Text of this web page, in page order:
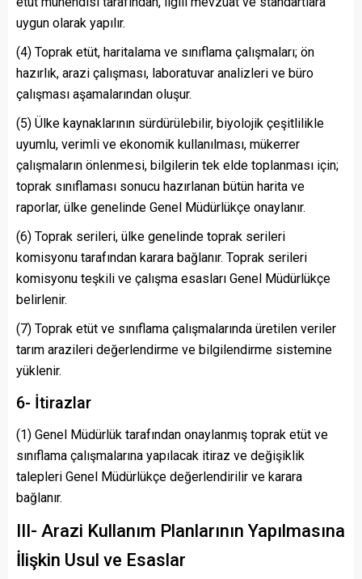
uygun olarak yapılır.
(4) Toprak etüt, haritalama ve sınıflama çalışmaları; ön
hazırlık, arazi çalışması, laboratuvar analizleri ve büro
çalışması aşamalarından oluşur.
(5) Ülke kaynaklarının sürdürülebilir, biyolojik çeşitlilikle
uyumlu, verimli ve ekonomik kullanılması, mükerrer
çalışmaların önlenmesi, bilgilerin tek elde toplanması için;
toprak sınıflaması sonucu hazırlanan bütün harita ve
raporlar, ülke genelinde Genel Müdürlükçe onaylanır.
(6) Toprak serileri, ülke genelinde toprak serileri
komisyonu tarafından karara bağlanır. Toprak serileri
komisyonu teşkili ve çalışma esasları Genel Müdürlükçe
belirlenir.
(7) Toprak etüt ve sınıflama çalışmalarında üretilen veriler
tarım arazileri değerlendirme ve bilgilendirme sistemine
yüklenir.
6- İtirazlar
(1) Genel Müdürlük tarafından onaylanmış toprak etüt ve
sınıflama çalışmalarına yapılacak itiraz ve değişiklik
talepleri Genel Müdürlükçe değerlendirilir ve karara
bağlanır.
III- Arazi Kullanım Planlarının Yapılmasına
İlişkin Usul ve Esaslar